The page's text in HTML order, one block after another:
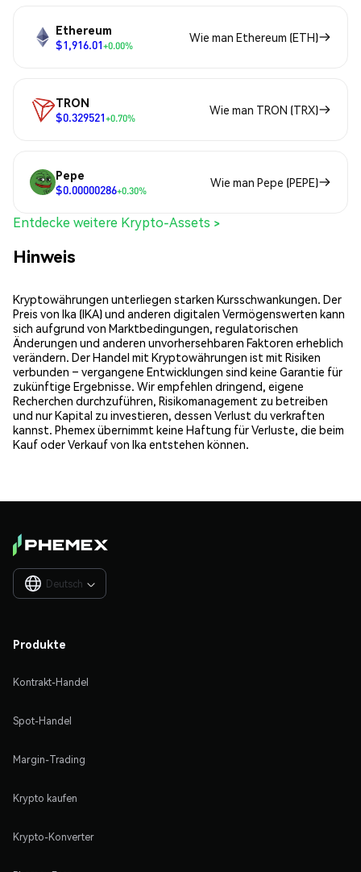
Ethereum
$1,916.01+0.00%
Wie man Ethereum (ETH)
TRON
$0.329521+0.70%
Wie man TRON (TRX)
Pepe
$0.00000286+0.30%
Wie man Pepe (PEPE)
Entdecke weitere Krypto-Assets >
Hinweis
Kryptowährungen unterliegen starken Kursschwankungen. Der
Preis von Ika (IKA) und anderen digitalen Vermögenswerten kann
sich aufgrund von Marktbedingungen, regulatorischen
Änderungen und anderen unvorhersehbaren Faktoren erheblich
verändern. Der Handel mit Kryptowährungen ist mit Risiken
verbunden – vergangene Entwicklungen sind keine Garantie für
zukünftige Ergebnisse. Wir empfehlen dringend, eigene
Recherchen durchzuführen, Risikomanagement zu betreiben
und nur Kapital zu investieren, dessen Verlust du verkraften
kannst. Phemex übernimmt keine Haftung für Verluste, die beim
Kauf oder Verkauf von Ika entstehen können.
Deutsch 
Produkte
Kontrakt-Handel
Spot-Handel
Margin-Trading
Krypto kaufen
Krypto-Konverter